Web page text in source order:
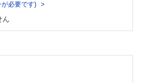
ーワードは「なべおたま」⁈【三谷 雄己】
１）と分析的思考（システム２）〜あなたは
ト／すべての医療スタッフは，患者さん
しい… ～文書作成～
ミュニケーションの一形態／紹介状
コンサルトのポイント／コンサルトの型
！ 自分の足で稼いで，自分の頭で考え
必要です)
ん